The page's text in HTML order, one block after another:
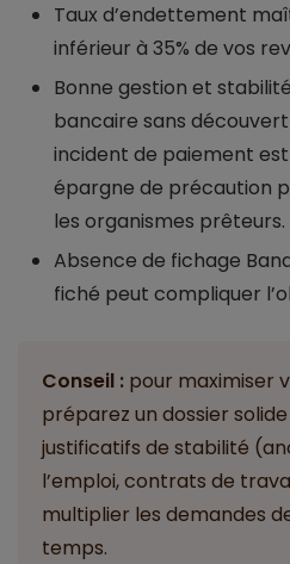
Taux d’endettement
inférieur à 35% de vos
Bonne gestion et
bancaire sans
incident de paiement
épargne de précaution
les organismes prêteurs.
Absence de fichage
fiché peut compliquer
Conseil : pour maximiser
préparez un dossier
justificatifs de stabilité
l’emploi, contrats de
multiplier les demandes
temps.